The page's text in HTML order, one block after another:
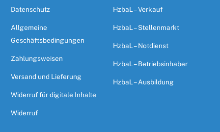
Datenschutz
Allgemeine
Geschäftsbedingungen
Zahlungsweisen
Versand und Lieferung
Widerruf für digitale Inhalte
Widerruf
HzbaL – Verkauf
HzbaL – Stellenmarkt
HzbaL – Notdienst
HzbaL – Betriebsinhaber
HzbaL – Ausbildung